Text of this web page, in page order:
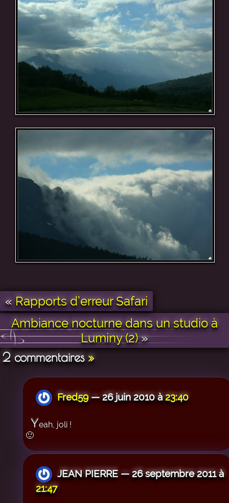
«Rapports d’erreur Safari
Ambiance nocturne dans un studio à
Luminy (2)»
2 commentaires »
Fred59— 26 juin 2010 à23:40
Yeah, joli !
🙂
JEAN PIERRE — 26 septembre 2011 à
21:47